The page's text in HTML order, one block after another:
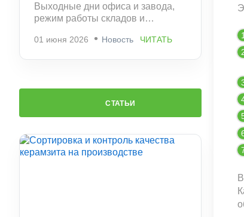
Выходные дни офиса и завода,
режим работы складов и
01 июня 2026 Новость ЧИТАТЬ
СТАТЬИ